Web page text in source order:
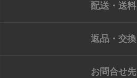
配送・送料
返品・交換
お問合せ先